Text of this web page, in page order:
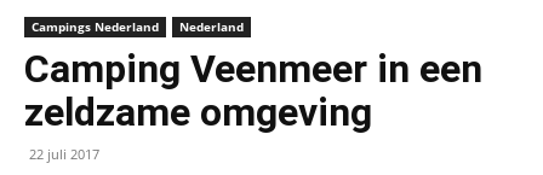
Campings Nederland Nederland
Camping Veenmeer in een
zeldzame omgeving
22 juli 2017